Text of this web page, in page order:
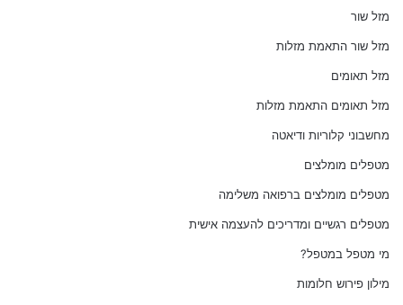
מזל שור
מזל שור התאמת מזלות
מזל תאומים
מזל תאומים התאמת מזלות
מחשבוני קלוריות ודיאטה
מטפלים מומלצים
מטפלים מומלצים ברפואה משלימה
מטפלים רגשיים ומדריכים להעצמה אישית
מי מטפל במטפל?
מילון פירוש חלומות